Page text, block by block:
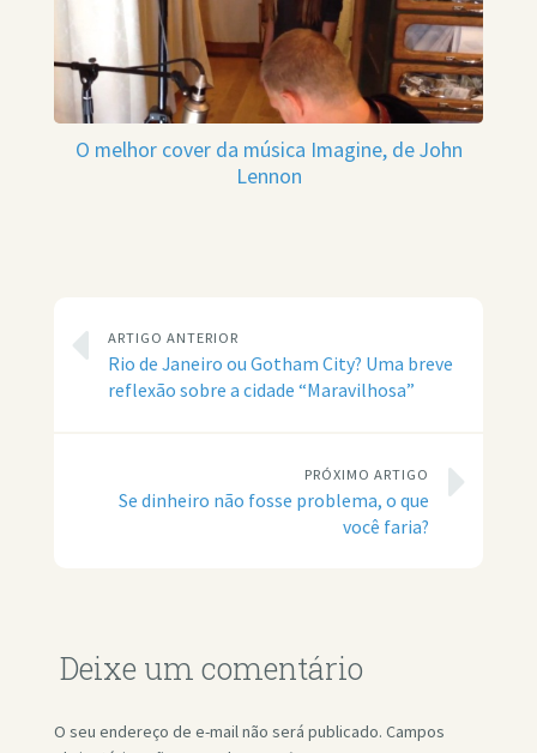
O melhor cover da música Imagine, de John
Lennon
ARTIGO ANTERIOR
Rio de Janeiro ou Gotham City? Uma breve
reflexão sobre a cidade “Maravilhosa”
PRÓXIMO ARTIGO
Se dinheiro não fosse problema, o que
você faria?
Deixe um comentário
O seu endereço de e-mail não será publicado. Campos